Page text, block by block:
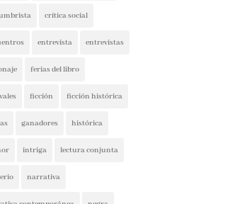
crítica social
entrevista entrevistas
ferias del libro
ficción ficción histórica
ganadores histórica
intriga lectura conjunta
narrativa